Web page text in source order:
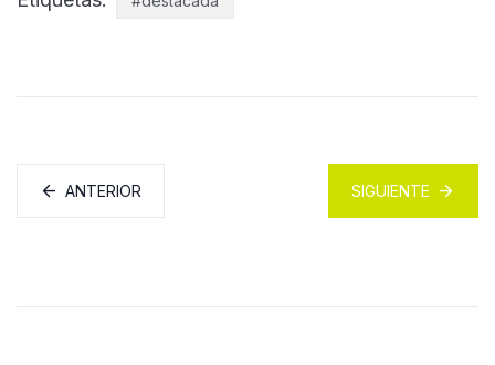
ANTERIOR SIGUIENTE